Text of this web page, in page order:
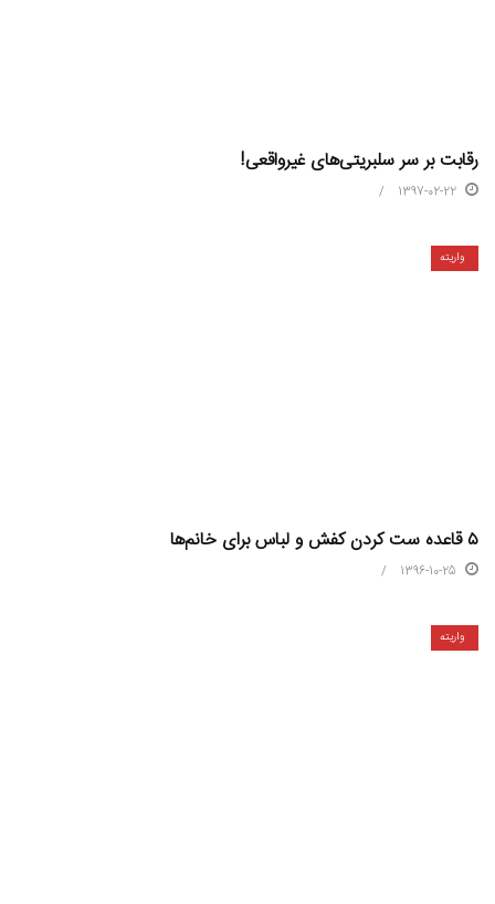
رقابت بر سر سلبریتی‌های غیرواقعی!
1397-02-22
واریته
۵ قاعده ست کردن کفش و لباس برای خانم‌ها
1396-10-25
واریته